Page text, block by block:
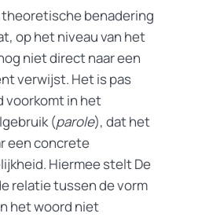
benadering
op het niveau van het
niet direct naar een
verwijst. Het is pas
voorkomt in het
(parole), dat het
een concrete
Hiermee stelt De
relatie tussen de vorm
het woord niet